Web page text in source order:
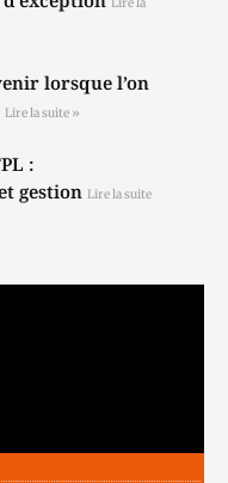
lorsque l’on
Lire la suite »
:
gestion Lire la suite